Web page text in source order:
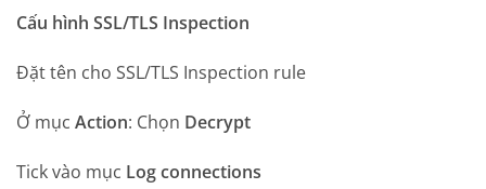
Cấu hình SSL/TLS Inspection
Đặt tên cho SSL/TLS Inspection rule
Ở mục Action: Chọn Decrypt
Tick vào mục Log connections